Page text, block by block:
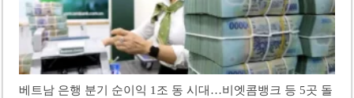
베트남 은행 분기 순이익 1조 동 시대…비엣콤뱅크 등 5곳 돌